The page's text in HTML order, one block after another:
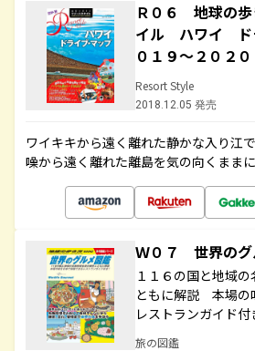
Ｒ０６ 地球の
イル ハワイ ド
０１９～２０２０
Resort Style
2018.12.05 発売
ワイキキから遠く離れた静かな入り江
噪から遠く離れた離島を気の向くまま
Ｗ０７ 世界の
１１６の国と地域
ともに解説 本場の
レストランガイド付
旅の図鑑